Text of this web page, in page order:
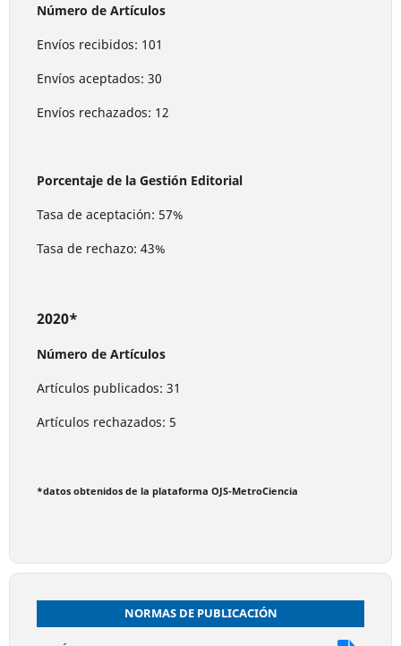
Número de Artículos
Envíos recibidos: 101
Envíos aceptados: 30
Envíos rechazados: 12
Porcentaje de la Gestión Editorial
Tasa de aceptación: 57%
Tasa de rechazo: 43%
2020*
Número de Artículos
Artículos publicados: 31
Artículos rechazados: 5
*datos obtenidos de la plataforma OJS-MetroCiencia
NORMAS DE PUBLICACIÓN